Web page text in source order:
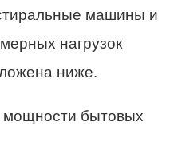
машины и
нагрузок
ниже.
бытовых